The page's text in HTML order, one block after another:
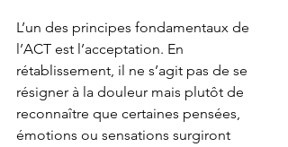
L’un des principes fondamentaux de
l’ACT est l’acceptation. En
rétablissement, il ne s’agit pas de se
résigner à la douleur mais plutôt de
reconnaître que certaines pensées,
émotions ou sensations surgiront